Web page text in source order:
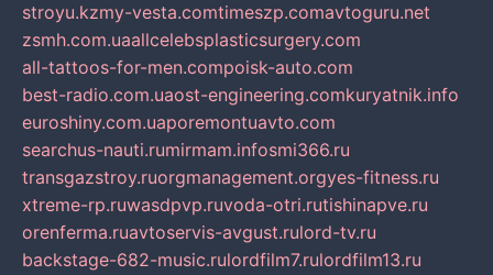
stroyu.kzmy-vesta.comtimeszp.comavtoguru.net
zsmh.com.uaallcelebsplasticsurgery.com
all-tattoos-for-men.compoisk-auto.com
best-radio.com.uaost-engineering.comkuryatnik.info
euroshiny.com.uaporemontuavto.com
searchus-nauti.rumirmam.infosmi366.ru
transgazstroy.ruorgmanagement.orgyes-fitness.ru
xtreme-rp.ruwasdpvp.ruvoda-otri.rutishinapve.ru
orenferma.ruavtoservis-avgust.rulord-tv.ru
backstage-682-music.rulordfilm7.rulordfilm13.ru